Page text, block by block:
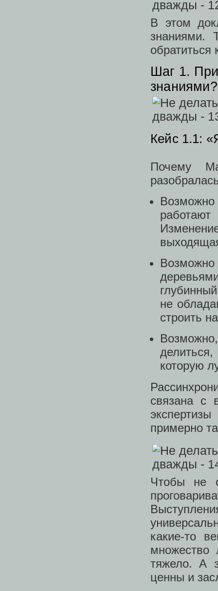
В этом
знаниями.
обратиться
Шаг 1.
знаниями?
Кейс 1.1:
Почему
Возможно
не
строить
которую
связана с
примерно
Чтобы не
какие-то
множество
тяжело. А
ценны и